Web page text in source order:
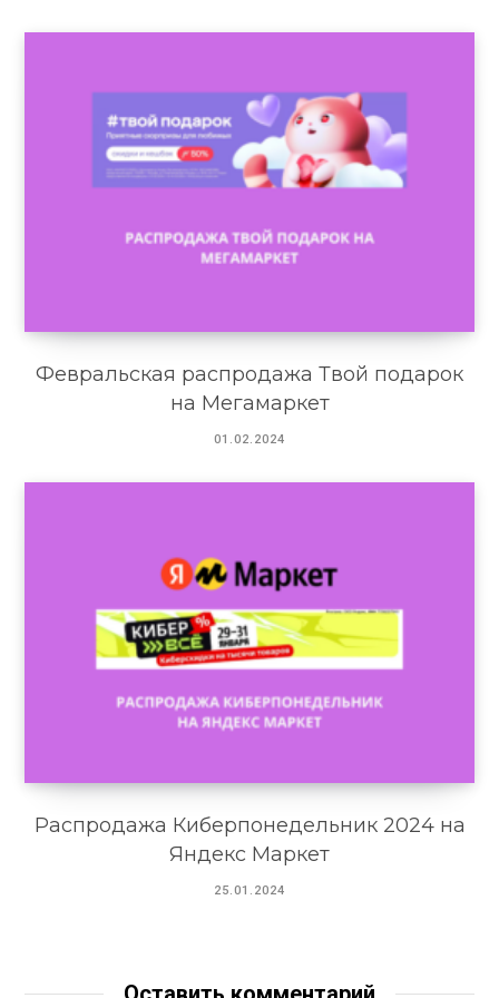
Февральская распродажа Твой подарок
на Мегамаркет
01.02.2024
Распродажа Киберпонедельник 2024 на
Яндекс Маркет
25.01.2024